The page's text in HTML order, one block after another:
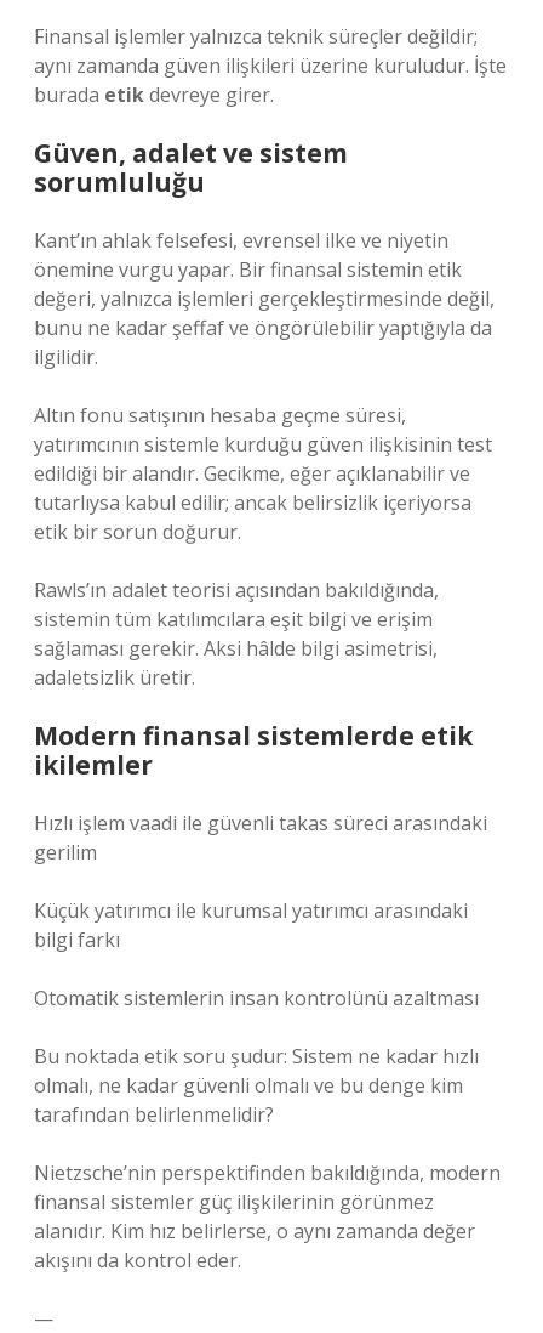
Finansal işlemler yalnızca teknik süreçler değildir;
aynı zamanda güven ilişkileri üzerine kuruludur. İşte
burada etikdevreye girer.
Güven, adalet ve sistem
sorumluluğu
Kant’ın ahlak felsefesi, evrensel ilke ve niyetin
önemine vurgu yapar. Bir finansal sistemin etik
değeri, yalnızca işlemleri gerçekleştirmesinde değil,
bunu ne kadar şeffaf ve öngörülebilir yaptığıyla da
ilgilidir.
Altın fonu satışının hesaba geçme süresi,
yatırımcının sistemle kurduğu güven ilişkisinin test
edildiği bir alandır. Gecikme, eğer açıklanabilir ve
tutarlıysa kabul edilir; ancak belirsizlik içeriyorsa
etik bir sorun doğurur.
Rawls’ın adalet teorisi açısından bakıldığında,
sistemin tüm katılımcılara eşit bilgi ve erişim
sağlaması gerekir. Aksi hâlde bilgi asimetrisi,
adaletsizlik üretir.
Modern finansal sistemlerde etik
ikilemler
Hızlı işlem vaadi ile güvenli takas süreci arasındaki
gerilim
Küçük yatırımcı ile kurumsal yatırımcı arasındaki
bilgi farkı
Otomatik sistemlerin insan kontrolünü azaltması
Bu noktada etik soru şudur: Sistem ne kadar hızlı
olmalı, ne kadar güvenli olmalı ve bu denge kim
tarafından belirlenmelidir?
Nietzsche’nin perspektifinden bakıldığında, modern
finansal sistemler güç ilişkilerinin görünmez
alanıdır. Kim hız belirlerse, o aynı zamanda değer
akışını da kontrol eder.
—